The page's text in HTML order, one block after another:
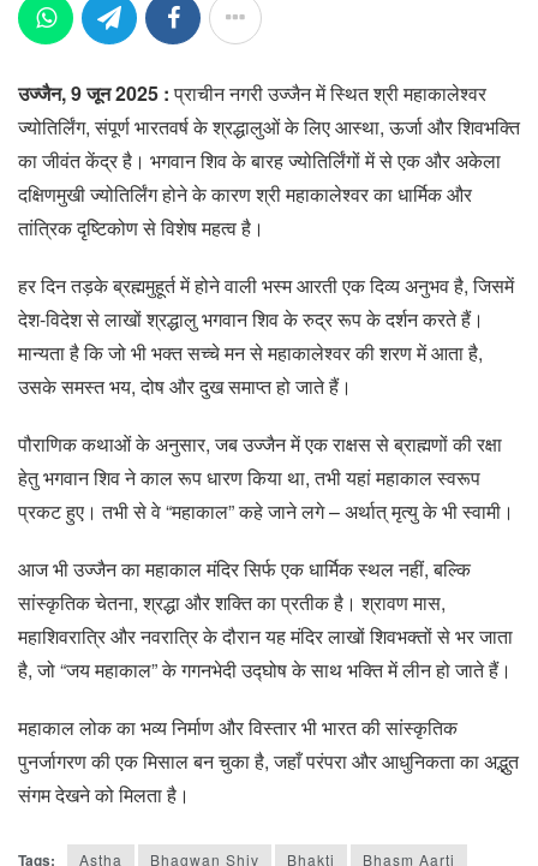
उज्जैन, 9 जून 2025 :प्राचीन नगरी उज्जैन में स्थित श्री महाकालेश्वर
ज्योतिर्लिंग, संपूर्ण भारतवर्ष के श्रद्धालुओं के लिए आस्था, ऊर्जा और शिवभक्ति
का जीवंत केंद्र है। भगवान शिव के बारह ज्योतिर्लिंगों में से एक और अकेला
दक्षिणमुखी ज्योतिर्लिंग होने के कारण श्री महाकालेश्वर का धार्मिक और
तांत्रिक दृष्टिकोण से विशेष महत्व है।
हर दिन तड़के ब्रह्ममुहूर्त में होने वाली भस्म आरती एक दिव्य अनुभव है, जिसमें
देश-विदेश से लाखों श्रद्धालु भगवान शिव के रुद्र रूप के दर्शन करते हैं।
मान्यता है कि जो भी भक्त सच्चे मन से महाकालेश्वर की शरण में आता है,
उसके समस्त भय, दोष और दुख समाप्त हो जाते हैं।
पौराणिक कथाओं के अनुसार, जब उज्जैन में एक राक्षस से ब्राह्मणों की रक्षा
हेतु भगवान शिव ने काल रूप धारण किया था, तभी यहां महाकाल स्वरूप
प्रकट हुए। तभी से वे “महाकाल” कहे जाने लगे – अर्थात् मृत्यु के भी स्वामी।
आज भी उज्जैन का महाकाल मंदिर सिर्फ एक धार्मिक स्थल नहीं, बल्कि
सांस्कृतिक चेतना, श्रद्धा और शक्ति का प्रतीक है। श्रावण मास,
महाशिवरात्रि और नवरात्रि के दौरान यह मंदिर लाखों शिवभक्तों से भर जाता
है, जो “जय महाकाल” के गगनभेदी उद्घोष के साथ भक्ति में लीन हो जाते हैं।
महाकाल लोक का भव्य निर्माण और विस्तार भी भारत की सांस्कृतिक
पुनर्जागरण की एक मिसाल बन चुका है, जहाँ परंपरा और आधुनिकता का अद्भुत
संगम देखने को मिलता है।
Tags: Astha Bhagwan Shiv Bhakti
Bhasm Aarti